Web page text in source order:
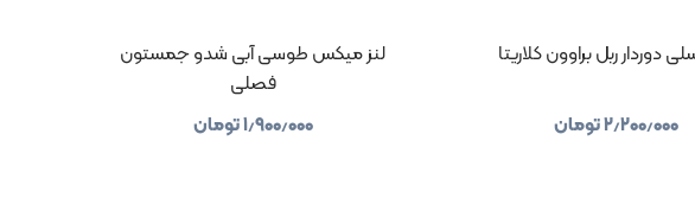
دوردار ربل براوون کلاریتا
۲٫۲۰۰٫۰۰۰تومان
لنز میکس طوسی آبی شدو جمستون
فصلی
۱٫۹۰۰٫۰۰۰تومان